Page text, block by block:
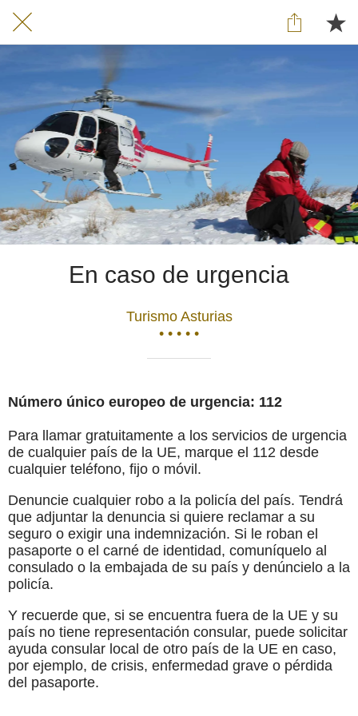
En caso de urgencia
Turismo Asturias
• • • • •
Número único europeo de urgencia: 112
Para llamar gratuitamente a los servicios de urgencia
de cualquier país de la UE, marque el 112 desde
cualquier teléfono, fijo o móvil.
Denuncie cualquier robo a la policía del país. Tendrá
que adjuntar la denuncia si quiere reclamar a su
seguro o exigir una indemnización. Si le roban el
pasaporte o el carné de identidad, comuníquelo al
consulado o la embajada de su país y denúncielo a la
policía.
Y recuerde que, si se encuentra fuera de la UE y su
país no tiene representación consular, puede solicitar
ayuda consular local de otro país de la UE en caso,
por ejemplo, de crisis, enfermedad grave o pérdida
del pasaporte.